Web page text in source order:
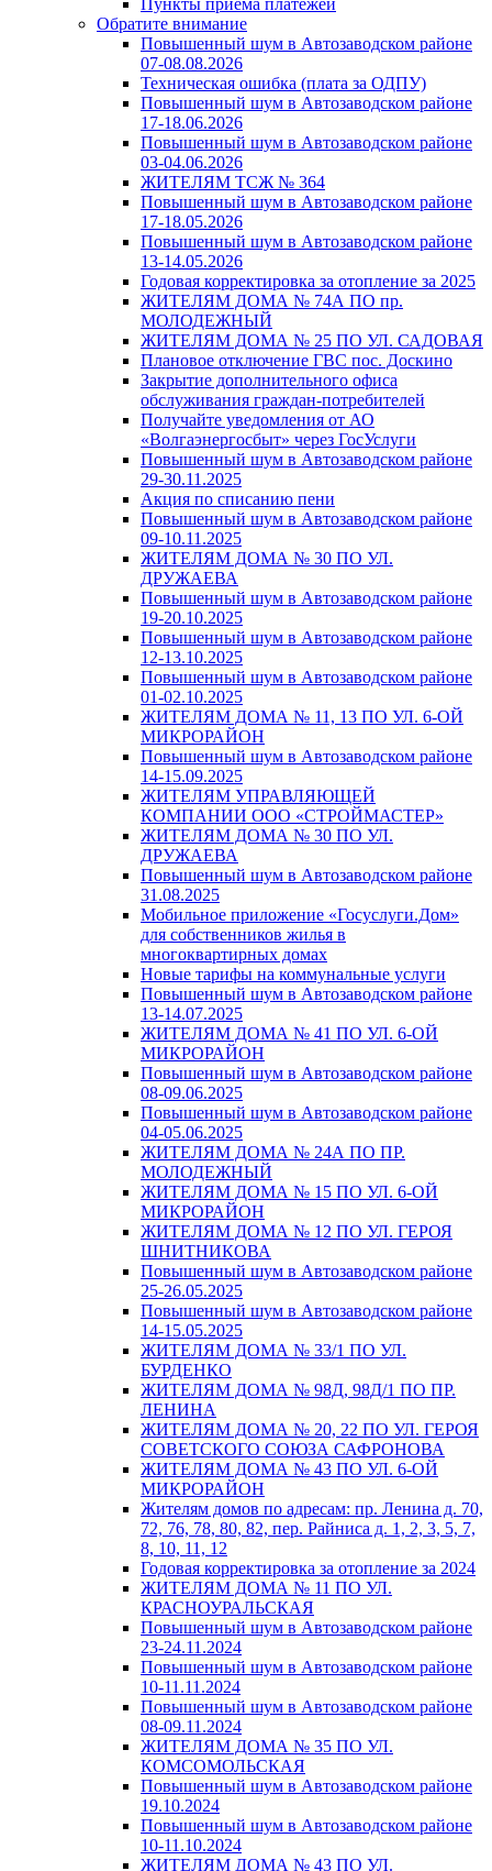
Пункты приема платежей
Обратите внимание
Повышенный шум в Автозаводском районе
07-08.08.2026
Техническая ошибка (плата за ОДПУ)
Повышенный шум в Автозаводском районе
17-18.06.2026
Повышенный шум в Автозаводском районе
03-04.06.2026
ЖИТЕЛЯМ ТСЖ № 364
Повышенный шум в Автозаводском районе
17-18.05.2026
Повышенный шум в Автозаводском районе
13-14.05.2026
Годовая корректировка за отопление за 2025
ЖИТЕЛЯМ ДОМА № 74А ПО пр.
МОЛОДЕЖНЫЙ
ЖИТЕЛЯМ ДОМА № 25 ПО УЛ. САДОВАЯ
Плановое отключение ГВС пос. Доскино
Закрытие дополнительного офиса
обслуживания граждан-потребителей
Получайте уведомления от АО
«Волгаэнергосбыт» через ГосУслуги
Повышенный шум в Автозаводском районе
29-30.11.2025
Акция по списанию пени
Повышенный шум в Автозаводском районе
09-10.11.2025
ЖИТЕЛЯМ ДОМА № 30 ПО УЛ.
ДРУЖАЕВА
Повышенный шум в Автозаводском районе
19-20.10.2025
Повышенный шум в Автозаводском районе
12-13.10.2025
Повышенный шум в Автозаводском районе
01-02.10.2025
ЖИТЕЛЯМ ДОМА № 11, 13 ПО УЛ. 6-ОЙ
МИКРОРАЙОН
Повышенный шум в Автозаводском районе
14-15.09.2025
ЖИТЕЛЯМ УПРАВЛЯЮЩЕЙ
КОМПАНИИ ООО «СТРОЙМАСТЕР»
ЖИТЕЛЯМ ДОМА № 30 ПО УЛ.
ДРУЖАЕВА
Повышенный шум в Автозаводском районе
31.08.2025
Мобильное приложение «Госуслуги.Дом»
для собственников жилья в
многоквартирных домах
Новые тарифы на коммунальные услуги
Повышенный шум в Автозаводском районе
13-14.07.2025
ЖИТЕЛЯМ ДОМА № 41 ПО УЛ. 6-ОЙ
МИКРОРАЙОН
Повышенный шум в Автозаводском районе
08-09.06.2025
Повышенный шум в Автозаводском районе
04-05.06.2025
ЖИТЕЛЯМ ДОМА № 24А ПО ПР.
МОЛОДЕЖНЫЙ
ЖИТЕЛЯМ ДОМА № 15 ПО УЛ. 6-ОЙ
МИКРОРАЙОН
ЖИТЕЛЯМ ДОМА № 12 ПО УЛ. ГЕРОЯ
ШНИТНИКОВА
Повышенный шум в Автозаводском районе
25-26.05.2025
Повышенный шум в Автозаводском районе
14-15.05.2025
ЖИТЕЛЯМ ДОМА № 33/1 ПО УЛ.
БУРДЕНКО
ЖИТЕЛЯМ ДОМА № 98Д, 98Д/1 ПО ПР.
ЛЕНИНА
ЖИТЕЛЯМ ДОМА № 20, 22 ПО УЛ. ГЕРОЯ
СОВЕТСКОГО СОЮЗА САФРОНОВА
ЖИТЕЛЯМ ДОМА № 43 ПО УЛ. 6-ОЙ
МИКРОРАЙОН
Жителям домов по адресам: пр. Ленина д. 70,
72, 76, 78, 80, 82, пер. Райниса д. 1, 2, 3, 5, 7,
8, 10, 11, 12
Годовая корректировка за отопление за 2024
ЖИТЕЛЯМ ДОМА № 11 ПО УЛ.
КРАСНОУРАЛЬСКАЯ
Повышенный шум в Автозаводском районе
23-24.11.2024
Повышенный шум в Автозаводском районе
10-11.11.2024
Повышенный шум в Автозаводском районе
08-09.11.2024
ЖИТЕЛЯМ ДОМА № 35 ПО УЛ.
КОМСОМОЛЬСКАЯ
Повышенный шум в Автозаводском районе
19.10.2024
Повышенный шум в Автозаводском районе
10-11.10.2024
ЖИТЕЛЯМ ДОМА № 43 ПО УЛ.